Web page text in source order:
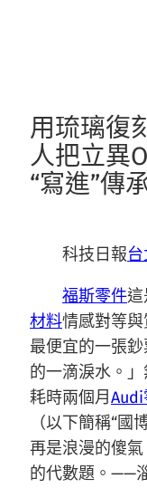
用琉璃復
人把立異
“寫進”傳
科技日報
福斯零件這
材料情感對等
最便宜的一張
的一滴淚水。
耗時兩個月
（以下簡稱“國
再是浪漫的傻
的代數題。——